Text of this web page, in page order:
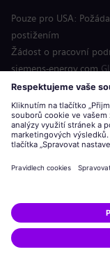
Pouze pro USA:
postižením
Žádost o pracovní
siemens-energy.com
Informace o
Oznámení o
Digitální identifikační
Siemens AG.
© Siemens Energy,